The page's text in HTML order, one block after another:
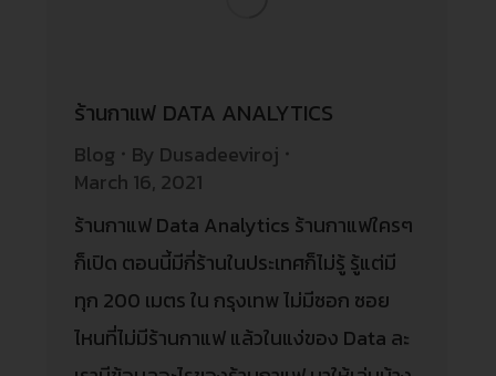
ร้านกาแฟ DATA ANALYTICS
Blog By Dusadeeviroj
March 16, 2021
ร้านกาแฟ Data Analytics ร้านกาแฟใครๆ
ก็เปิด ตอนนี้มีกี่ร้านในประเทศก็ไม่รู้ รู้แต่มี
ทุก 200 เมตร ใน กรุงเทพ ไม่มีซอก ซอย
ไหนที่ไม่มีร้านกาแฟ แล้วในแง่ของ Data ละ